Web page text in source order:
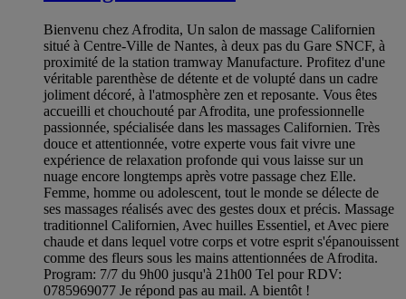
Bienvenu chez Afrodita, Un salon de massage Californien
situé à Centre-Ville de Nantes, à deux pas du Gare SNCF, à
proximité de la station tramway Manufacture. Profitez d'une
véritable parenthèse de détente et de volupté dans un cadre
joliment décoré, à l'atmosphère zen et reposante. Vous êtes
accueilli et chouchouté par Afrodita, une professionnelle
passionnée, spécialisée dans les massages Californien. Très
douce et attentionnée, votre experte vous fait vivre une
expérience de relaxation profonde qui vous laisse sur un
nuage encore longtemps après votre passage chez Elle.
Femme, homme ou adolescent, tout le monde se délecte de
ses massages réalisés avec des gestes doux et précis. Massage
traditionnel Californien, Avec huilles Essentiel, et Avec piere
chaude et dans lequel votre corps et votre esprit s'épanouissent
comme des fleurs sous les mains attentionnées de Afrodita.
Program: 7/7 du 9h00 jusqu'à 21h00 Tel pour RDV:
0785969077 Je répond pas au mail. A bientôt !